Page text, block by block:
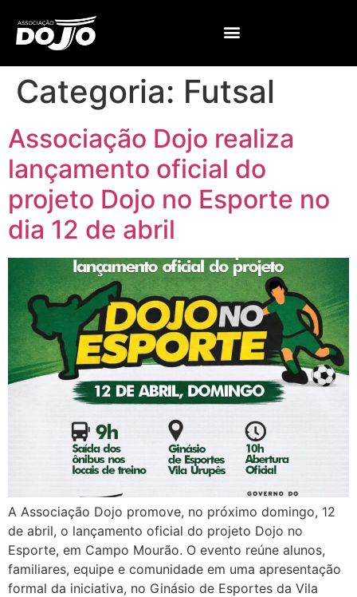
Categoria: Futsal
Associação Dojo realiza
lançamento oficial do
projeto Dojo no Esporte no
dia 12 de abril
A Associação Dojo promove, no próximo domingo, 12
de abril, o lançamento oficial do projeto Dojo no
Esporte, em Campo Mourão. O evento reúne alunos,
familiares, equipe e comunidade em uma apresentação
formal da iniciativa, no Ginásio de Esportes da Vila